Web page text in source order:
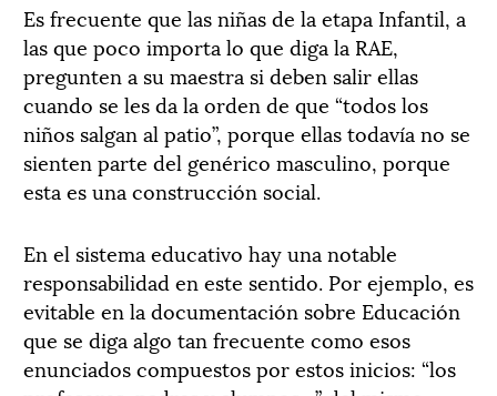
Es frecuente que las niñas de la etapa Infantil, a
las que poco importa lo que diga la RAE,
pregunten a su maestra si deben salir ellas
cuando se les da la orden de que “todos los
niños salgan al patio”, porque ellas todavía no se
sienten parte del genérico masculino, porque
esta es una construcción social.
En el sistema educativo hay una notable
responsabilidad en este sentido. Por ejemplo, es
evitable en la documentación sobre Educación
que se diga algo tan frecuente como esos
enunciados compuestos por estos inicios: “los